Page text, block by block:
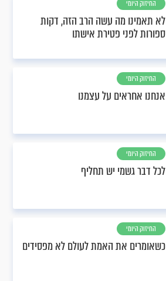
החיזוק היומי
לא תאמינו מה עשה הרב הזה, דקות
ספורות לפני פטירת אישתו
החיזוק היומי
אנחנו אחראים על עצמנו
החיזוק היומי
לכל דבר גשמי יש תחליף
החיזוק היומי
כשאומרים את האמת לעולם לא מפסידים